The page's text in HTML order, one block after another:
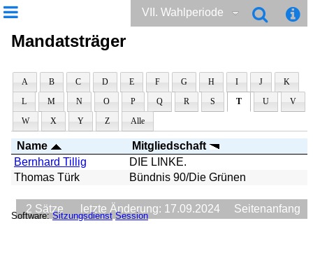
VII. Wahlperiode
Mandatsträger
A B C D E F G H I J
K
L
M N O P Q R S T U
V
W
X Y Z Alle
Name
Mitgliedschaft
Bernhard Tillig
DIE LINKE.
Thomas Türk
Bündnis 90/Die Grünen
2 Sätze letzte Änderung: 17.09.2024 Seitenanfang
Software:Sitzungsdienst Session